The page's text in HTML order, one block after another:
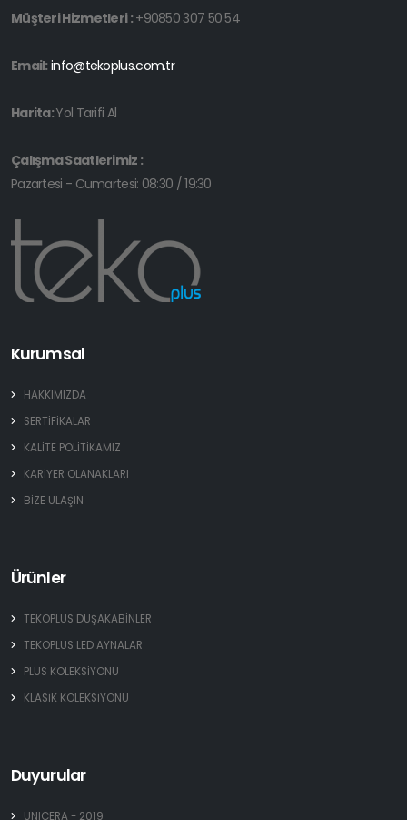
Müşteri Hizmetleri : +90850 307 50 54
Email: info@tekoplus.com.tr
Harita:Yol Tarifi Al
Çalışma Saatlerimiz :
Pazartesi - Cumartesi: 08:30 / 19:30
Kurumsal
HAKKIMIZDA
SERTİFİKALAR
KALİTE POLİTİKAMIZ
KARİYER OLANAKLARI
BİZE ULAŞIN
Ürünler
TEKOPLUS DUŞAKABİNLER
TEKOPLUS LED AYNALAR
PLUS KOLEKSİYONU
KLASİK KOLEKSİYONU
Duyurular
UNICERA - 2019